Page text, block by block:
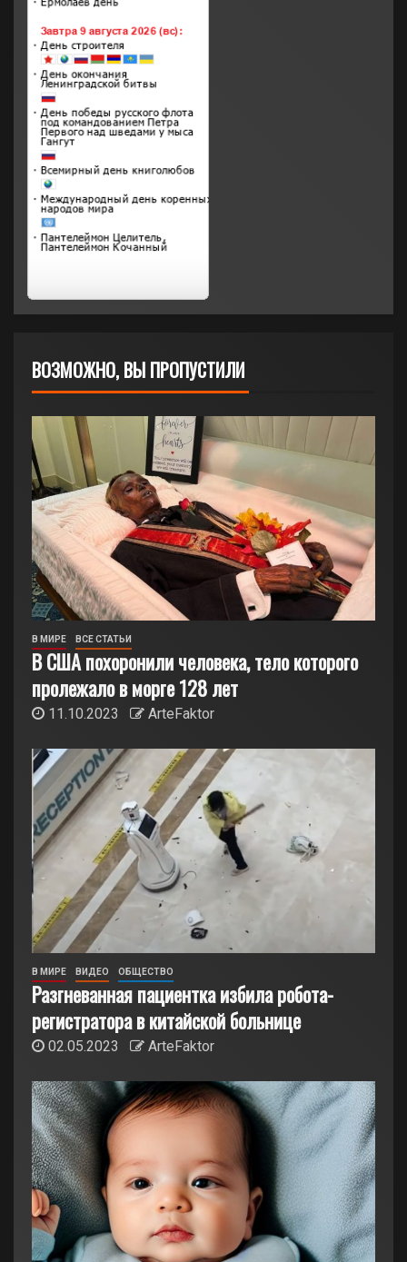
ВОЗМОЖНО, ВЫ ПРОПУСТИЛИ
В МИРЕ ВСЕ СТАТЬИ
В США похоронили человека, тело которого
пролежало в морге 128 лет
11.10.2023 ArteFaktor
В МИРЕ ВИДЕО ОБЩЕСТВО
Разгневанная пациентка избила робота-
регистратора в китайской больнице
02.05.2023 ArteFaktor